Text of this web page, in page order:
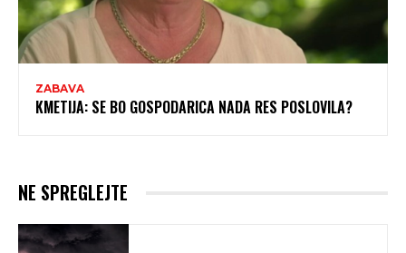
ZABAVA
KMETIJA: SE BO GOSPODARICA NADA RES POSLOVILA?
NE SPREGLEJTE